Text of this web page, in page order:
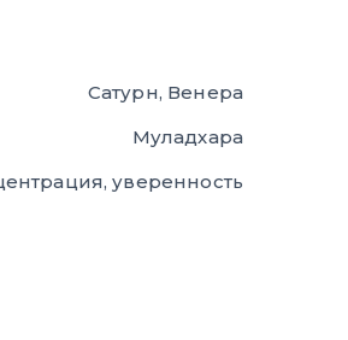
Сатурн, Венера
Муладхара
уверенность